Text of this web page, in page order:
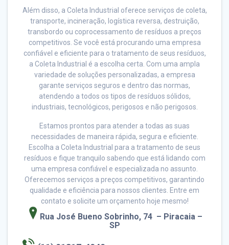
Além disso, a Coleta Industrial oferece serviços de coleta,
transporte, incineração, logística reversa, destruição,
transbordo ou coprocessamento de resíduos a preços
competitivos. Se você está procurando uma empresa
confiável e eficiente para o tratamento de seus resíduos,
a Coleta Industrial é a escolha certa. Com uma ampla
variedade de soluções personalizadas, a empresa
garante serviços seguros e dentro das normas,
atendendo a todos os tipos de resíduos sólidos,
industriais, tecnológicos, perigosos e não perigosos.
Estamos prontos para atender a todas as suas
necessidades de maneira rápida, segura e eficiente.
Escolha a Coleta Industrial para a tratamento de seus
resíduos e fique tranquilo sabendo que está lidando com
uma empresa confiável e especializada no assunto.
Oferecemos serviços a preços competitivos, garantindo
qualidade e eficiência para nossos clientes. Entre em
contato e solicite um orçamento hoje mesmo!
Rua José Bueno Sobrinho, 74 – Piracaia –
SP